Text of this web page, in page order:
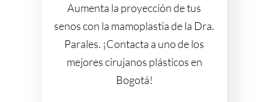
Aumenta la proyección de tus
senos con la mamoplastia de la Dra.
Parales. ¡Contacta a uno de los
mejores cirujanos plásticos en
Bogotá!